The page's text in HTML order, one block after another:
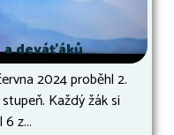
a deváťáků
2024 proběhl 2.
Každý žák si
z...